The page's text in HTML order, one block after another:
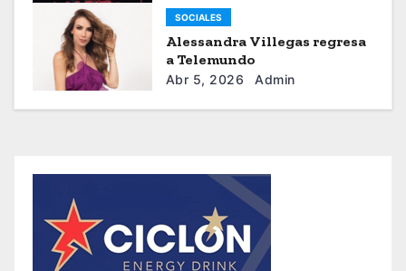
SOCIALES
Alessandra Villegas regresa
a Telemundo
Abr 5, 2026 Admin